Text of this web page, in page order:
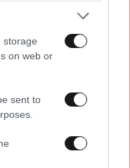
storage
on web or
sent to